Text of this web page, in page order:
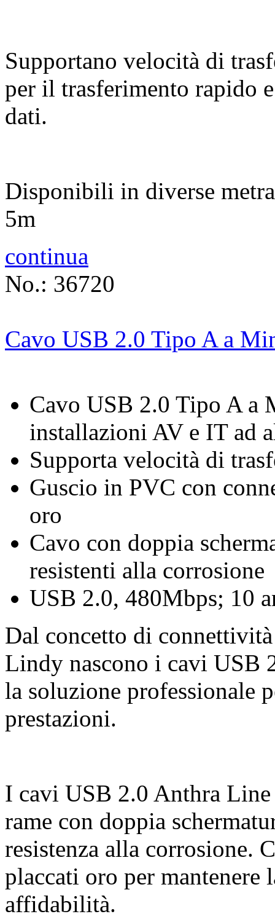
Supportano velocità di
per il trasferimento rapido
dati.
Disponibili in diverse
5m
continua
No.: 36720
Cavo USB 2.0 Tipo A a
Cavo USB 2.0 Tipo A a
installazioni AV e IT ad
Supporta velocità di
Guscio in PVC con
oro
Cavo con doppia
resistenti alla corrosione
USB 2.0, 480Mbps; 10
Dal concetto di
Lindy nascono i cavi USB
la soluzione professionale
prestazioni.
I cavi USB 2.0 Anthra
rame con doppia
resistenza alla corrosione.
placcati oro per mantenere
affidabilità.